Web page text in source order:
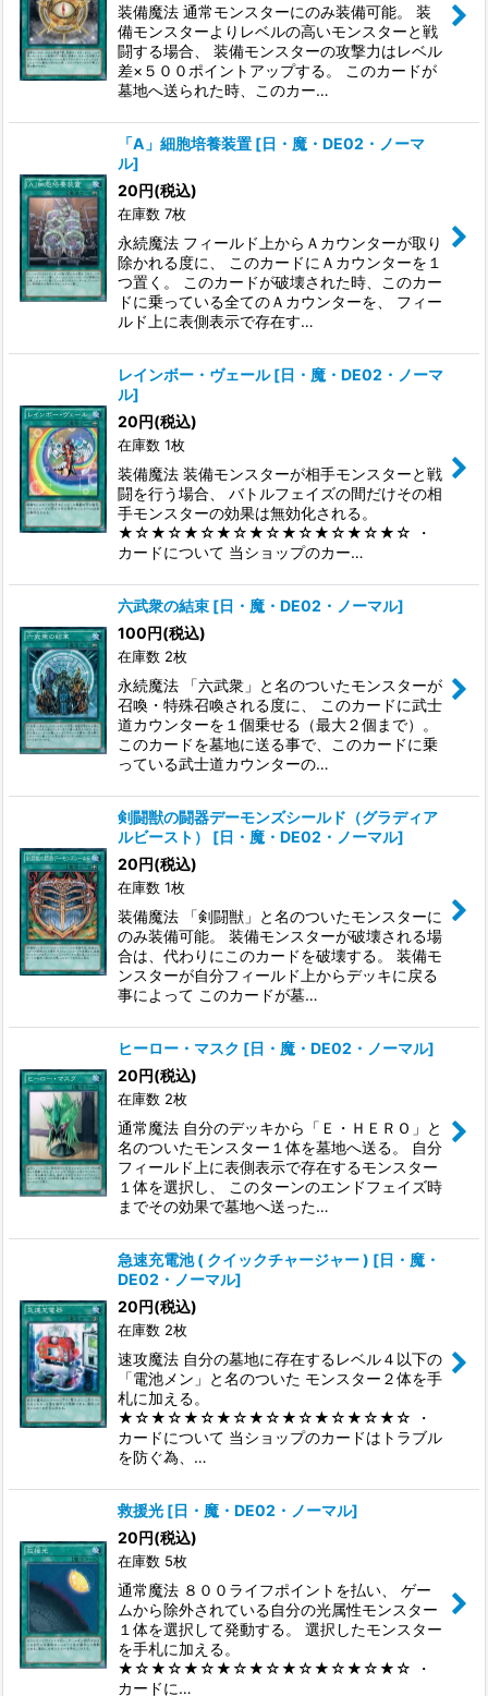
装備魔法 通常モンスターにのみ装備可能。 装
備モンスターよりレベルの高いモンスターと戦
闘する場合、 装備モンスターの攻撃力はレベル
差×５００ポイントアップする。 このカードが
墓地へ送られた時、このカー…
「A」細胞培養装置 [日・魔・DE02・ノーマ
ル]
20円(税込)
在庫数 7枚
永続魔法 フィールド上からＡカウンターが取り
除かれる度に、 このカードにＡカウンターを１
つ置く。 このカードが破壊された時、このカー
ドに乗っている全てのＡカウンターを、 フィー
ルド上に表側表示で存在す…
レインボー・ヴェール [日・魔・DE02・ノーマ
ル]
20円(税込)
在庫数 1枚
装備魔法 装備モンスターが相手モンスターと戦
闘を行う場合、 バトルフェイズの間だけその相
手モンスターの効果は無効化される。
★☆★☆★☆★☆★☆★☆★☆★☆★☆ ・
カードについて 当ショップのカー…
六武衆の結束 [日・魔・DE02・ノーマル]
100円(税込)
在庫数 2枚
永続魔法 「六武衆」と名のついたモンスターが
召喚・特殊召喚される度に、 このカードに武士
道カウンターを１個乗せる（最大２個まで）。
このカードを墓地に送る事で、このカードに乗
っている武士道カウンターの…
剣闘獣の闘器デーモンズシールド（グラディア
ルビースト）
[日・魔・DE02・ノーマル]
20円(税込)
在庫数 1枚
装備魔法 「剣闘獣」と名のついたモンスターに
のみ装備可能。 装備モンスターが破壊される場
合は、代わりにこのカードを破壊する。 装備モ
ンスターが自分フィールド上からデッキに戻る
事によって このカードが墓…
ヒーロー・マスク [日・魔・DE02・ノーマル]
20円(税込)
在庫数 2枚
通常魔法 自分のデッキから「Ｅ・ＨＥＲＯ」と
名のついたモンスター１体を墓地へ送る。 自分
フィールド上に表側表示で存在するモンスター
１体を選択し、 このターンのエンドフェイズ時
までその効果で墓地へ送った…
急速充電池 ( クイックチャージャー ) [日・魔・
DE02・ノーマル]
20円(税込)
在庫数 2枚
速攻魔法 自分の墓地に存在するレベル４以下の
「電池メン」と名のついた モンスター２体を手
札に加える。
★☆★☆★☆★☆★☆★☆★☆★☆★☆ ・
カードについて 当ショップのカードはトラブル
を防ぐ為、…
救援光 [日・魔・DE02・ノーマル]
20円(税込)
在庫数 5枚
通常魔法 ８００ライフポイントを払い、 ゲー
ムから除外されている自分の光属性モンスター
１体を選択して発動する。 選択したモンスター
を手札に加える。
★☆★☆★☆★☆★☆★☆★☆★☆★☆ ・
カードに…